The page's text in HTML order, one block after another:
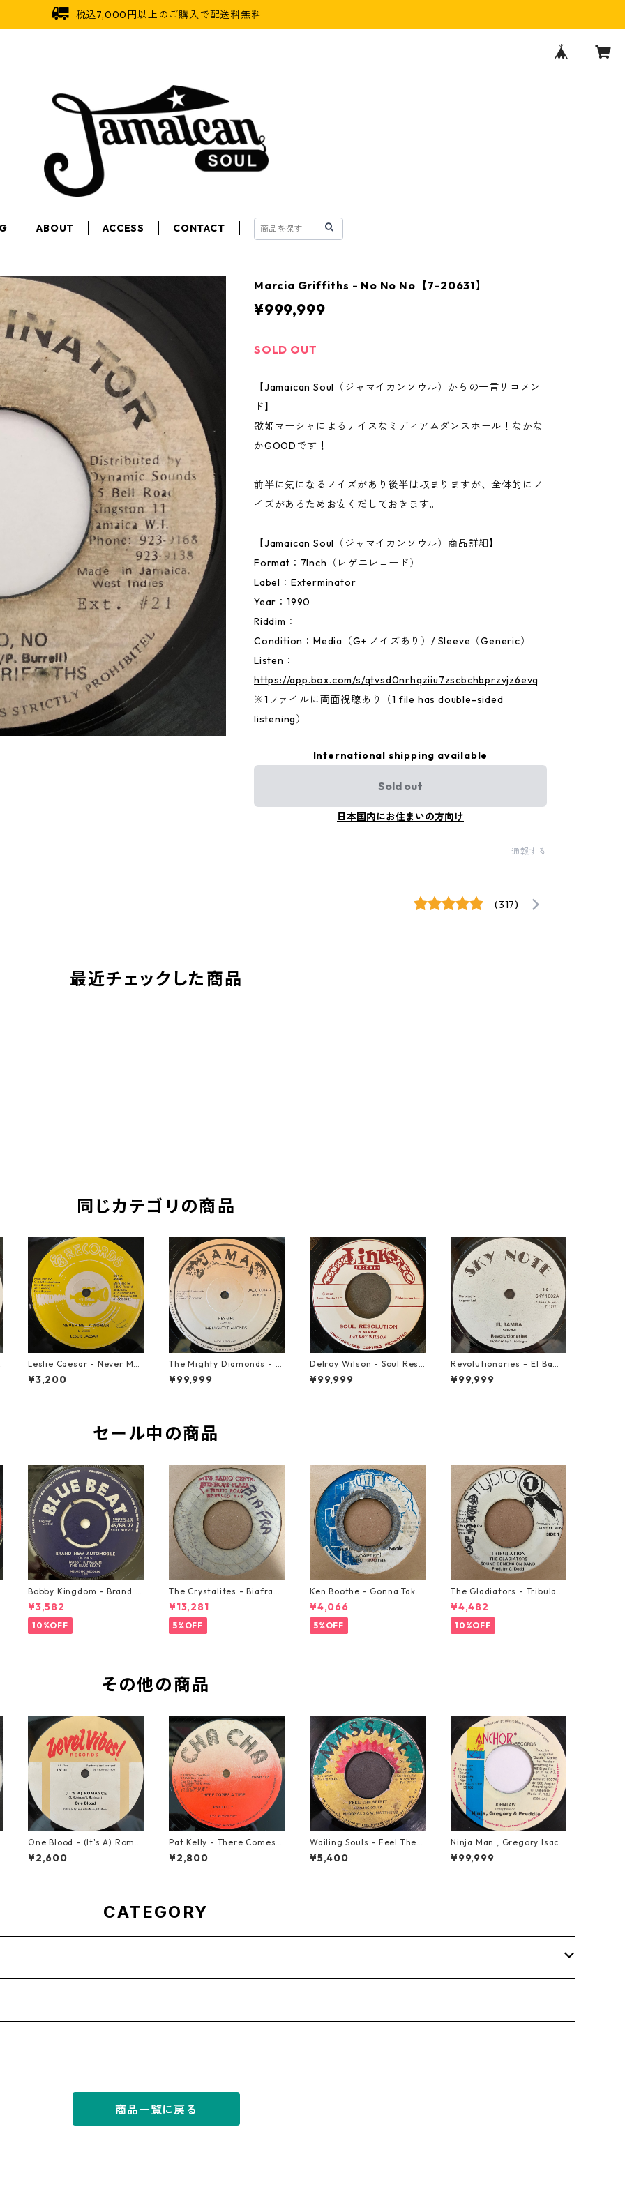
税込7,000円以上のご購入で配送料無料
ABOUT ACCESS CONTACT
Marcia Griffiths - No No No【7-20631】
¥999,999
SOLD OUT
【Jamaican Soul（ジャマイカンソウル）からの一言リコメン
ド】
歌姫マーシャによるナイスなミディアムダンスホール！なかな
かGOODです！
前半に気になるノイズがあり後半は収まりますが、全体的にノ
イズがあるためお安くだしておきます。
【Jamaican Soul（ジャマイカンソウル）商品詳細】
Format：7Inch（レゲエレコード）
Label：Exterminator
Year：1990
Riddim：
Condition：Media（G+ ノイズあり）/ Sleeve（Generic）
Listen：
https://app.box.com/s/qtvsd0nrhqziiu7zscbchbprzvjz6evq
※1ファイルに両面視聴あり（1 file has double-sided
listening）
International shipping available
Sold out
日本国内にお住まいの方向け
通報する
(317)
最近チェックした商品
同じカテゴリの商品
Leslie Caesar - Never Met
A Woman【12-50067】
¥3,200
The Mighty Diamonds - H
ey Girl【12-50053】
¥99,999
Delroy Wilson - Soul Reso
lution【7-21935】
¥99,999
Revolutionaries – El Bamb
a【7-21855】
¥99,999
セール中の商品
Bobby Kingdom - Brand N
ew Automobile【7-2088
9】
¥3,582
10%OFF
The Crystalites - Biafra
【7-21293】
¥13,281
5%OFF
Ken Boothe - Gonna Take
A Miracle【7-21362】
¥4,066
5%OFF
The Gladiators - Tribulati
on【7-21365】
¥4,482
10%OFF
その他の商品
One Blood - (It's A) Roma
nce【12-50054】
¥2,600
Pat Kelly - There Comes A
Time【12-50057】
¥2,800
Wailing Souls - Feel The S
pirit【7-21955】
¥5,400
Ninja Man , Gregory Isacc
s & Freddie Mcgregor - J
ohn Low【7-20010】
¥99,999
CATEGORY
商品一覧に戻る